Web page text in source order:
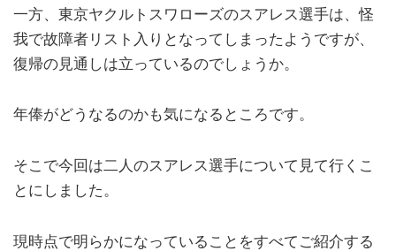
一方、東京ヤクルトスワローズのスアレス選手は、怪
我で故障者リスト入りとなってしまったようですが、
復帰の見通しは立っているのでしょうか。
年俸がどうなるのかも気になるところです。
そこで今回は二人のスアレス選手について見て行くこ
とにしました。
現時点で明らかになっていることをすべてご紹介する